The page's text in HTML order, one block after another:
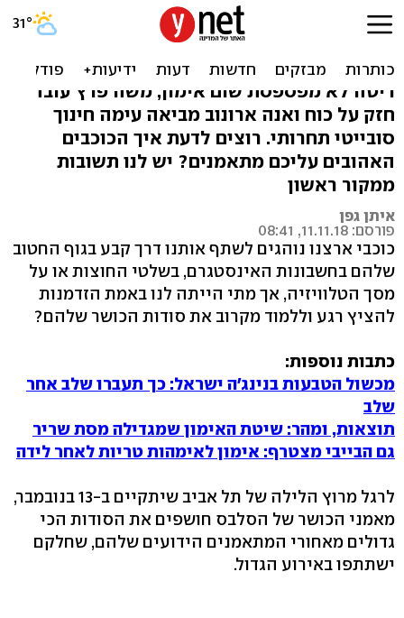
האימונים שריטה ומשה פרץ
עושים כדי להישאר חטובים
ריטה לא מפספסת שום אימון, משה פרץ עובד
חזק על כוח ואנה ארונוב מביאה עימה חינוך
סובייטי תחרותי. רוצים לדעת איך הכוכבים
האהובים עליכם מתאמנים? יש לנו תשובות
ממקור ראשון
איתן גפן
פורסם: 11.11.18, 08:41
כוכבי ארצנו נוהגים לשתף אותנו דרך קבע בגוף החטוב
שלהם בחשבונות האינסטגרם, בשלטי החוצות או על
מסך הטלוויזיה, אך מתי הייתה לנו באמת הזדמנות
להציץ רגע וללמוד מקרוב את סודות הכושר שלהם?
כתבות נוספות:
מכשול הטבעות בנינג'ה ישראל: כך תעברו שלב אחר
שלב
תוצאות, ומהר: שיטת האימון שמגדילה מסת שריר
גם הבייבי מצטרף: אימון לאימהות טריות לאחר לידה
לרגל מרוץ הלילה של תל אביב שיתקיים ב-13 בנובמבר,
מאמני הכושר של הסלבס חושפים את הסודות הכי
גדולים מאחורי המתאמנים הידועים שלהם, שחלקם
ישתתפו באירוע הגדול.